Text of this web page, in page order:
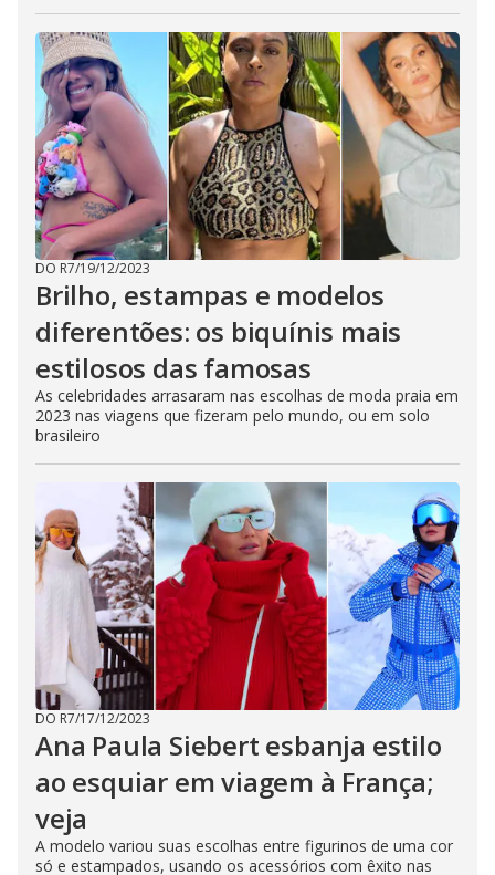
DO R7/19/12/2023
Brilho, estampas e modelos
diferentões: os biquínis mais
estilosos das famosas
As celebridades arrasaram nas escolhas de moda praia em
2023 nas viagens que fizeram pelo mundo, ou em solo
brasileiro
DO R7/17/12/2023
Ana Paula Siebert esbanja estilo
ao esquiar em viagem à França;
veja
A modelo variou suas escolhas entre figurinos de uma cor
só e estampados, usando os acessórios com êxito nas